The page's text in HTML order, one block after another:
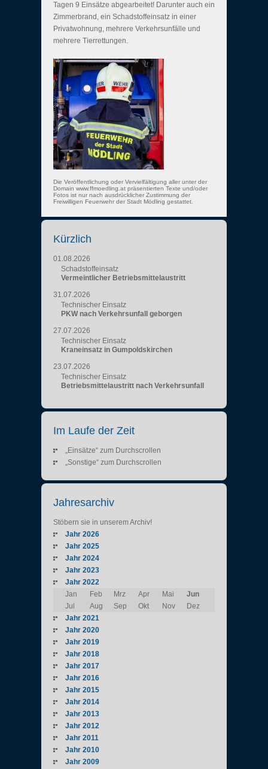
Tagen 9 Einsätze abgearbeitet! Darunter auch ein
Zimmerbrand, ein Schadstoffeinsatz in einer
Privatwohnung, mehrere Verkehrsunfälle und
mehrere Tierrettungen.
Die Veröffentlichung oder Vervielfältigung aller unter der
Domain www.ffmoedling.at präsentierten Texte und/oder
Fotos ist nur nach ausdrücklicher Zustimmung der
Freiwilligen Feuerwehr der Stadt Mödling gestattet.
Kürzlich
01.08.2026
Schadstoffeinsatz
Vermeintlicher Betriebsmittelaustritt
31.07.2026
Technischer Einsatz
PKW nach Verkehrsunfall geborgen
27.07.2026
Technischer Einsatz
Kraneinsatz in Gumpoldskirchen
23.07.2026
Technischer Einsatz
Betriebsmittelaustritt nach Verkehrsunfall
Im Laufe der Zeit
„Einsätze“ zum Durchscrollen
„Sonstige“ zum Durchscrollen
Jahresarchiv
Stöbern sie in unserem Archiv!
Jahr 2026
Jahr 2025
Jahr 2024
Jahr 2023
Jahr 2022
Jan
Feb Mrz Apr Mai
Jun
Jul
Aug Sep Okt Nov
Dez
Jahr 2021
Jahr 2020
Jahr 2019
Jahr 2018
Jahr 2017
Jahr 2016
Jahr 2015
Jahr 2014
Jahr 2013
Jahr 2012
Jahr 2011
Jahr 2010
Jahr 2009